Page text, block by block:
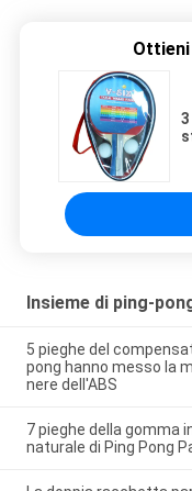
Insieme di ping-
5 pieghe del
pong hanno messo la
nere dell'ABS
7 pieghe della gomma
naturale di Ping Pong